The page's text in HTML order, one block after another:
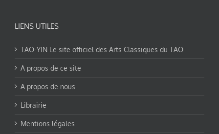
LIENS UTILES
TAO-YIN Le site officiel des Arts Classiques du TAO
A propos de ce site
A propos de nous
Librairie
Mentions légales